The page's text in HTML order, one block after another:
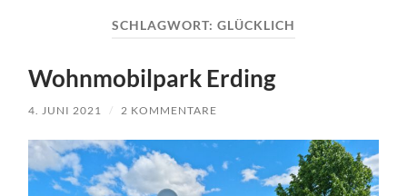
SCHLAGWORT: GLÜCKLICH
Wohnmobilpark Erding
4. JUNI 2021 / 2 KOMMENTARE